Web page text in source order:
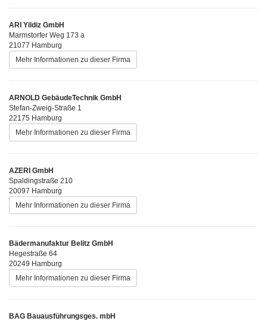
ARI Yildiz GmbH
Marmstorfer Weg 173 a
21077 Hamburg
Mehr Informationen zu dieser Firma
ARNOLD GebäudeTechnik GmbH
Stefan-Zweig-Straße 1
22175 Hamburg
Mehr Informationen zu dieser Firma
AZERI GmbH
Spaldingstraße 210
20097 Hamburg
Mehr Informationen zu dieser Firma
Bädermanufaktur Belitz GmbH
Hegestraße 64
20249 Hamburg
Mehr Informationen zu dieser Firma
BAG Bauausführungsges. mbH